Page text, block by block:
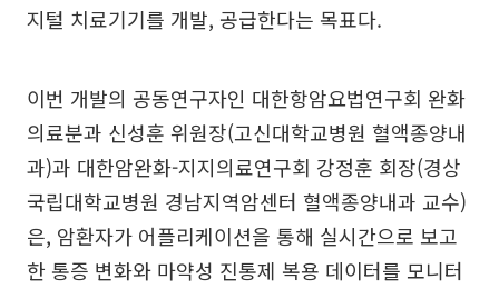
지털 치료기기를 개발, 공급한다는 목표다.
이번 개발의 공동연구자인 대한항암요법연구회 완화
의료분과 신성훈 위원장(고신대학교병원 혈액종양내
과)과 대한암완화-지지의료연구회 강정훈 회장(경상
국립대학교병원 경남지역암센터 혈액종양내과 교수)
은, 암환자가 어플리케이션을 통해 실시간으로 보고
한 통증 변화와 마약성 진통제 복용 데이터를 모니터